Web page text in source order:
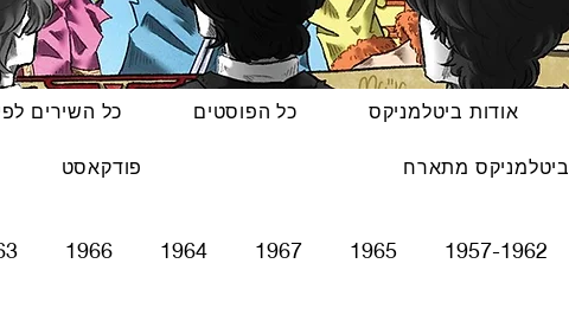
אודות ביטלמניקס כל הפוסטים כל השירים
ביטלמניקס מתארח פודקאסט
1957-1962
1965
1967
1964
1966